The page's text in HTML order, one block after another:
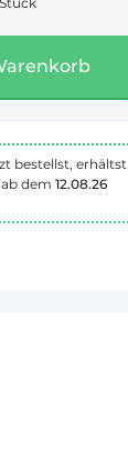
bestellst, erhältst
dem 12.08.26